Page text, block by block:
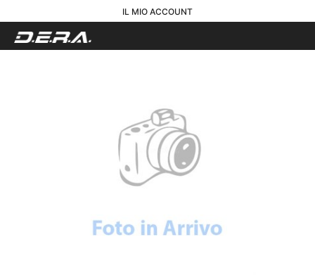
IL MIO ACCOUNT